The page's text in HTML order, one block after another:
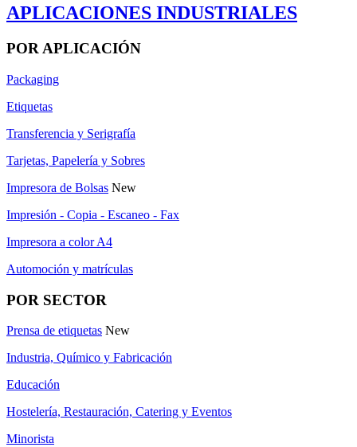
APLICACIONES INDUSTRIALES
POR APLICACIÓN
Packaging
Etiquetas
Transferencia y Serigrafía
Tarjetas, Papelería y Sobres
Impresora de Bolsas New
Impresión - Copia - Escaneo - Fax
Impresora a color A4
Automoción y matrículas
POR SECTOR
Prensa de etiquetas New
Industria, Químico y Fabricación
Educación
Hostelería, Restauración, Catering y Eventos
Minorista